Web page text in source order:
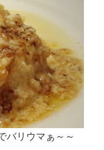
バリウマぁ～～